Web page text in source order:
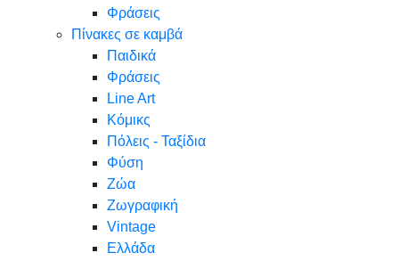
Φράσεις
Πίνακες σε καμβά
Παιδικά
Φράσεις
Line Art
Κόμικς
Πόλεις - Ταξίδια
Φύση
Ζώα
Ζωγραφική
Vintage
Ελλάδα